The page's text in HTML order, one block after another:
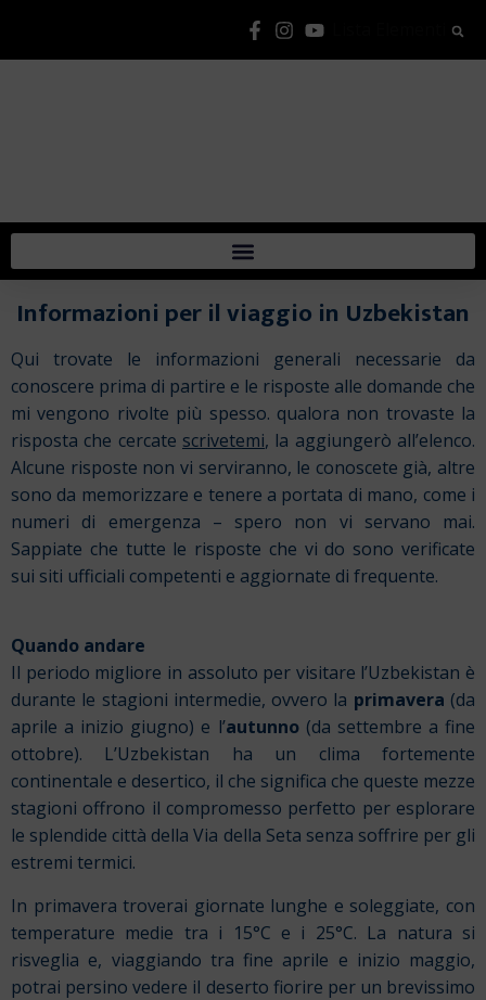
Informazioni per il viaggio in Uzbekistan
Qui trovate le informazioni generali necessarie da
conoscere prima di partire e le risposte alle domande che
mi vengono rivolte più spesso. qualora non trovaste la
risposta che cercate scrivetemi, la aggiungerò all’elenco.
Alcune risposte non vi serviranno, le conoscete già, altre
sono da memorizzare e tenere a portata di mano, come i
numeri di emergenza – spero non vi servano mai.
Sappiate che tutte le risposte che vi do sono verificate
sui siti ufficiali competenti e aggiornate di frequente.
Quando andare
Il periodo migliore in assoluto per visitare l’Uzbekistan è
durante le stagioni intermedie, ovvero la primavera (da
aprile a inizio giugno) e l’autunno(da settembre a fine
ottobre). L’Uzbekistan ha un clima fortemente
continentale e desertico, il che significa che queste mezze
stagioni offrono il compromesso perfetto per esplorare
le splendide città della Via della Seta senza soffrire per gli
estremi termici.
In primavera troverai giornate lunghe e soleggiate, con
temperature medie tra i 15°C e i 25°C. La natura si
risveglia e, viaggiando tra fine aprile e inizio maggio,
potrai persino vedere il deserto fiorire per un brevissimo